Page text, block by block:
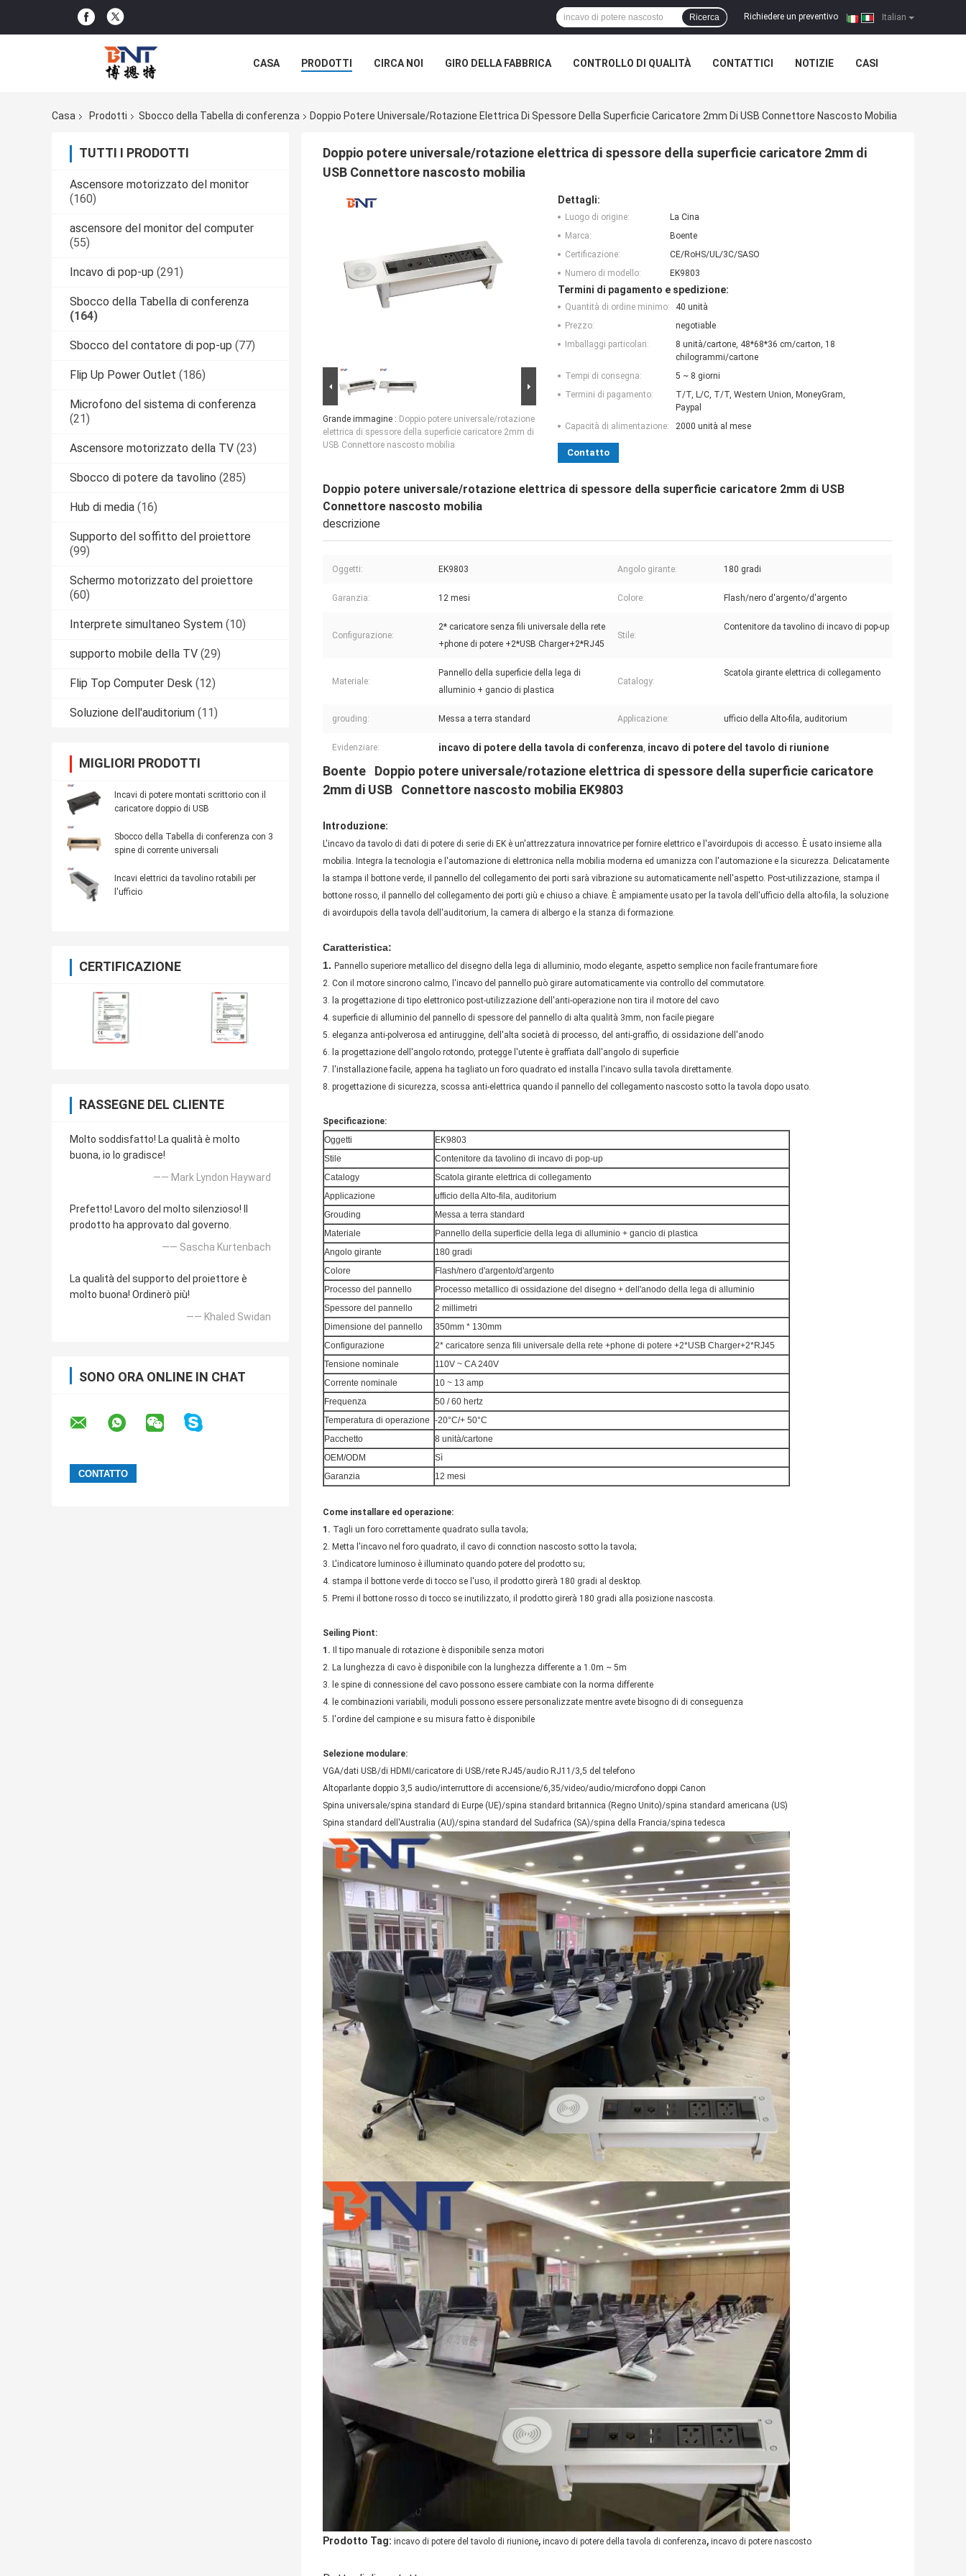
Italian
Richiedere un preventivo |
Ricerca
CASA PRODOTTI CIRCA NOI GIRO DELLA FABBRICA CONTROLLO DI QUALITÀ CONTATTICI NOTIZIE CASI
Casa
Prodotti Sbocco della Tabella di conferenza Doppio Potere Universale/rotazione Elettrica Di Spessore Della Superficie Caricatore 2mm Di USB Connettore Nascosto Mobilia
TUTTI I PRODOTTI
Ascensore motorizzato del monitor
(160)
ascensore del monitor del computer
(55)
Incavo di pop-up (291)
Sbocco della Tabella di conferenza
(164)
Sbocco del contatore di pop-up (77)
Flip Up Power Outlet (186)
Microfono del sistema di conferenza
(21)
Ascensore motorizzato della TV (23)
Sbocco di potere da tavolino (285)
Hub di media (16)
Supporto del soffitto del proiettore
(99)
Schermo motorizzato del proiettore
(60)
Interprete simultaneo System (10)
supporto mobile della TV (29)
Flip Top Computer Desk (12)
Soluzione dell'auditorium (11)
MIGLIORI PRODOTTI
Incavi di potere montati scrittorio con il
caricatore doppio di USB
Sbocco della Tabella di conferenza con 3
spine di corrente universali
Incavi elettrici da tavolino rotabili per
l'ufficio
CERTIFICAZIONE
RASSEGNE DEL CLIENTE
Molto soddisfatto! La qualità è molto
buona, io lo gradisce!
—— Mark Lyndon Hayward
Prefetto! Lavoro del molto silenzioso! Il
prodotto ha approvato dal governo.
—— Sascha Kurtenbach
La qualità del supporto del proiettore è
molto buona! Ordinerò più!
—— Khaled Swidan
SONO ORA ONLINE IN CHAT
Doppio potere universale/rotazione elettrica di spessore della superficie caricatore 2mm di
USB Connettore nascosto mobilia
Grande immagine : Doppio potere universale/rotazione
elettrica di spessore della superficie caricatore 2mm di
USB Connettore nascosto mobilia
Dettagli:
Luogo di origine:
La Cina
Marca:
Boente
Certificazione:
CE/RoHS/UL/3C/SASO
Numero di modello:
EK9803
Termini di pagamento e spedizione:
Quantità di ordine minimo:
40 unità
Prezzo:
negotiable
Imballaggi particolari:
8 unità/cartone, 48*68*36 cm/carton, 18
chilogrammi/cartone
Tempi di consegna:
5 ~ 8 giorni
Termini di pagamento:
T/T, L/C, T/T, Western Union, MoneyGram,
Paypal
Capacità di alimentazione:
2000 unità al mese
Contatto
Doppio potere universale/rotazione elettrica di spessore della superficie caricatore 2mm di USB
Connettore nascosto mobilia
descrizione
Oggetti: EK9803 Angolo girante: 180 gradi
Garanzia: 12 mesi Colore: Flash/nero d'argento/d'argento
Configurazione:
2* caricatore senza fili universale della rete
+phone di potere +2*USB Charger+2*RJ45
Stile:
Contenitore da tavolino di incavo di pop-up
Materiale:
Pannello della superficie della lega di
alluminio + gancio di plastica
Catalogy:
Scatola girante elettrica di collegamento
grouding: Messa a terra standard Applicazione: ufficio della Alto-fila, auditorium
Evidenziare: incavo di potere della tavola di conferenza, incavo di potere del tavolo di riunione
Boente Doppio potere universale/rotazione elettrica di spessore della superficie caricatore
2mm di USB Connettore nascosto mobilia EK9803
Introduzione:
L'incavo da tavolo di dati di potere di serie di EK è un'attrezzatura innovatrice per fornire elettrico e l'avoirdupois di accesso. È usato insieme alla
mobilia. Integra la tecnologia e l'automazione di elettronica nella mobilia moderna ed umanizza con l'automazione e la sicurezza. Delicatamente
la stampa il bottone verde, il pannello del collegamento dei porti sarà vibrazione su automaticamente nell'aspetto. Post-utilizzazione, stampa il
bottone rosso, il pannello del collegamento dei porti giù e chiuso a chiave. È ampiamente usato per la tavola dell'ufficio della alto-fila, la soluzione
di avoirdupois della tavola dell'auditorium, la camera di albergo e la stanza di formazione.
Caratteristica:
1. Pannello superiore metallico del disegno della lega di alluminio, modo elegante, aspetto semplice non facile frantumare fiore
2. Con il motore sincrono calmo, l'incavo del pannello può girare automaticamente via controllo del commutatore.
3. la progettazione di tipo elettronico post-utilizzazione dell'anti-operazione non tira il motore del cavo
4. superficie di alluminio del pannello di spessore del pannello di alta qualità 3mm, non facile piegare
5. eleganza anti-polverosa ed antiruggine, dell'alta società di processo, del anti-graffio, di ossidazione dell'anodo
6. la progettazione dell'angolo rotondo, protegge l'utente è graffiata dall'angolo di superficie
7. l'installazione facile, appena ha tagliato un foro quadrato ed installa l'incavo sulla tavola direttamente.
8. progettazione di sicurezza, scossa anti-elettrica quando il pannello del collegamento nascosto sotto la tavola dopo usato.
Specificazione:
Oggetti
EK9803
Stile
Contenitore da tavolino di incavo di pop-up
Catalogy
Scatola girante elettrica di collegamento
Applicazione
ufficio della Alto-fila, auditorium
Grouding
Messa a terra standard
Materiale
Pannello della superficie della lega di alluminio + gancio di plastica
Angolo girante
180 gradi
Colore
Flash/nero d'argento/d'argento
Processo del pannello
Processo metallico di ossidazione del disegno + dell'anodo della lega di alluminio
Spessore del pannello
2 millimetri
Dimensione del pannello
350mm * 130mm
Configurazione
2* caricatore senza fili universale della rete +phone di potere +2*USB Charger+2*RJ45
Tensione nominale
110V ~ CA 240V
Corrente nominale
10 ~ 13 amp
Frequenza
50 / 60 hertz
Temperatura di operazione -20°C/+ 50°C
Pacchetto
8 unità/cartone
OEM/ODM
Sì
Garanzia
12 mesi
Come installare ed operazione:
1. Tagli un foro correttamente quadrato sulla tavola;
2. Metta l'incavo nel foro quadrato, il cavo di connction nascosto sotto la tavola;
3. L'indicatore luminoso è illuminato quando potere del prodotto su;
4. stampa il bottone verde di tocco se l'uso, il prodotto girerà 180 gradi al desktop.
5. Premi il bottone rosso di tocco se inutilizzato, il prodotto girerà 180 gradi alla posizione nascosta.
Seiling Piont:
1.
Il tipo manuale di rotazione è disponibile senza motori
2. La lunghezza di cavo è disponibile con la lunghezza differente a 1.0m ~ 5m
3. le spine di connessione del cavo possono essere cambiate con la norma differente
4. le combinazioni variabili, moduli possono essere personalizzate mentre avete bisogno di di conseguenza
5. l'ordine del campione e su misura fatto è disponibile
Selezione modulare:
VGA/dati USB/di HDMI/caricatore di USB/rete RJ45/audio RJ11/3,5 del telefono
Altoparlante doppio 3,5 audio/interruttore di accensione/6,35/video/audio/microfono doppi Canon
Spina universale/spina standard di Eurpe (UE)/spina standard britannica (Regno Unito)/spina standard americana (US)
Spina standard dell'Australia (AU)/spina standard del Sudafrica (SA)/spina della Francia/spina tedesca
Prodotto Tag: incavo di potere del tavolo di riunione, incavo di potere della tavola di conferenza, incavo di potere nascosto